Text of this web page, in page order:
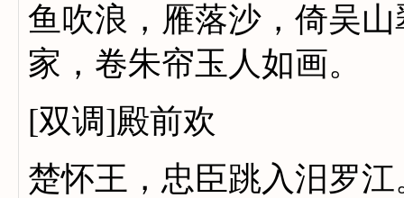
鱼吹浪，雁落沙，倚吴
家，卷朱帘玉人如画。
[双调]殿前欢
楚怀王，忠臣跳入汨罗